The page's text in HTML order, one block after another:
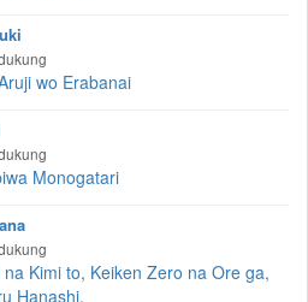
wo Erabanai
Monogatari
na Kimi to, Keiken Zero na Ore ga,
Hanashi.